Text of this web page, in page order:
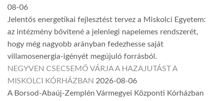
08-06
Jelentős energetikai fejlesztést tervez a Miskolci Egyetem:
az intézmény bővítené a jelenlegi napelemes rendszerét,
hogy még nagyobb arányban fedezhesse saját
villamosenergia-igényét megújuló forrásból.
NEGYVEN CSECSEMŐ VÁRJA A HAZAJUTÁST A
MISKOLCI KÓRHÁZBAN 2026-08-06
A Borsod-Abaúj-Zemplén Vármegyei Központi Kórházban